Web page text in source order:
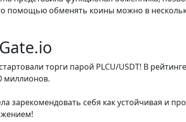
помощью обменять коины можно в
торги парой PLCU/USDT! В
миллионов.
зарекомендовать себя как устойчивая и